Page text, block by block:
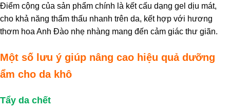
Điểm cộng của sản phẩm chính là kết cấu dạng gel dịu mát,
cho khả năng thẩm thấu nhanh trên da, kết hợp với hương
thơm hoa Anh Đào nhẹ nhàng mang đến cảm giác thư giãn.
Một số lưu ý giúp nâng cao hiệu quả dưỡng
ẩm cho da khô
Tẩy da chết